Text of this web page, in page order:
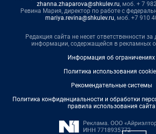
zhanna.zhaparova@shkulev.ru, моб. + 7
Ревина Мария, директор по работе с
mariya.revina@shkulev.ru, моб. +7 910
Редакция сайта не несет ответственности за
информации, содержащейся в рекламных
Информация об ограничениях
Политика использования
Рекомендательные системы
Политика конфиденциальности и обработки
правила использования сайта